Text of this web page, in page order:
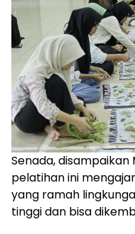
Senada, disampaikan
pelatihan ini
yang ramah
tinggi dan bisa